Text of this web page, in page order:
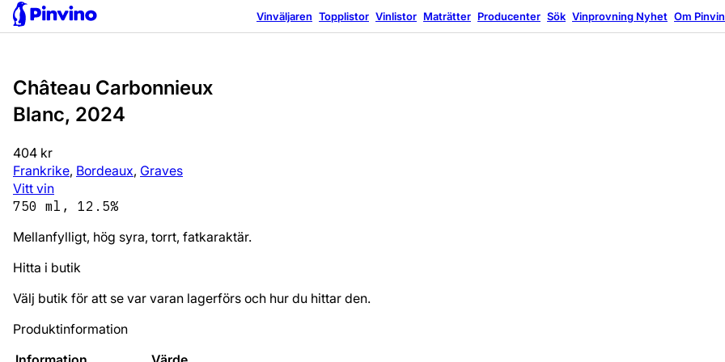
Vinväljaren Topplistor Vinlistor Maträtter Producenter Sök Vinprovning Nyhet Om
Château Carbonnieux
Blanc, 2024
404 kr
Frankrike, Bordeaux, Graves
Vitt vin
750 ml, 12.5%
Mellanfylligt, hög syra, torrt, fatkaraktär.
Hitta i butik
Välj butik för att se var varan lagerförs och hur du hittar den.
Produktinformation